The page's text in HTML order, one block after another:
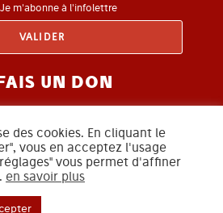
Je m'abonne à l'infolettre
UN DON
NOUS
des cookies. En cliquant le
vous en acceptez l'usage
vous permet d'affiner
en savoir plus